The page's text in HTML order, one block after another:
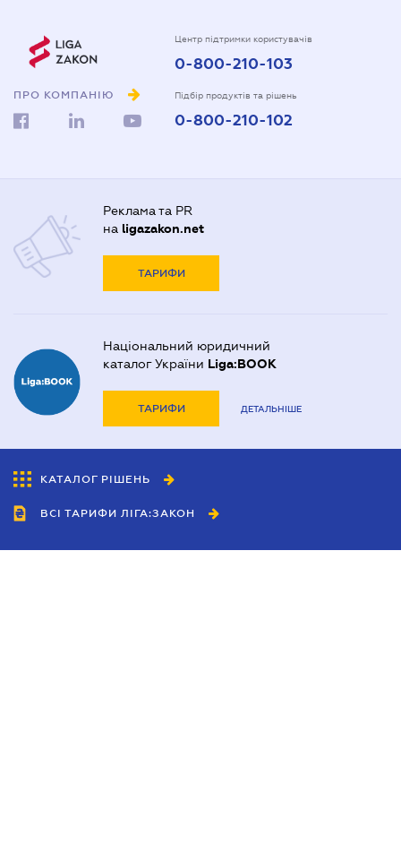
ПРО КОМПАНІЮ
Центр підтримки користувачів
0-800-210-103
Підбір продуктів та рішень
0-800-210-102
Реклама та PR
на ligazakon.net
ТАРИФИ
Національний юридичний
каталог України Liga:BOOK
ТАРИФИ ДЕТАЛЬНІШЕ
КАТАЛОГ РІШЕНЬ
ВСІ ТАРИФИ ЛІГА:ЗАКОН